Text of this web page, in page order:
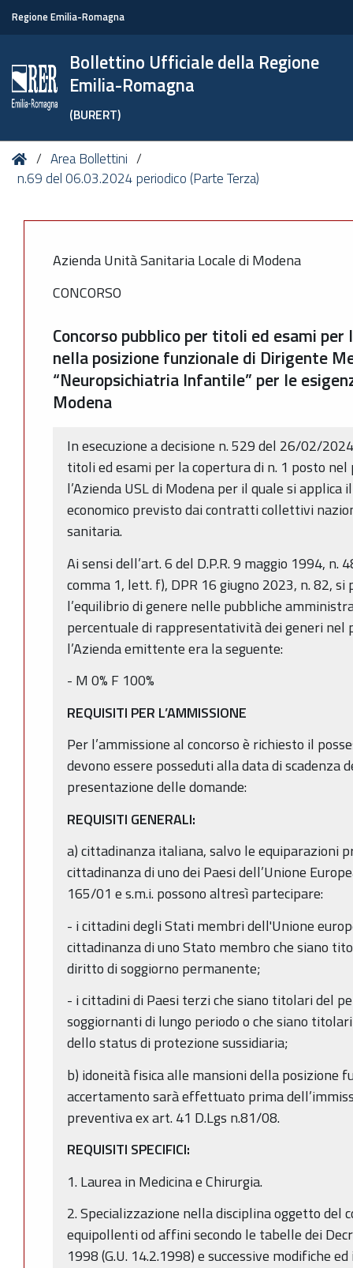
Regione Emilia-Romagna
Bollettino Ufficiale della Regione
Emilia-Romagna
(BURERT)
Tu
sei
HomeArea Bollettini
n.69 del 06.03.2024 periodico (Parte Terza)
Azienda Unità Sanitaria Locale di Modena
CONCORSO
Concorso pubblico per titoli ed esami
nella posizione funzionale di Dirigente
“Neuropsichiatria Infantile” per le
Modena
In esecuzione a decisione n. 529 del 26/02/
titoli ed esami per la copertura di n. 1 posto
l’Azienda USL di Modena per il quale si
economico previsto dai contratti collettivi
sanitaria.
Ai sensi dell’art. 6 del D.P.R. 9 maggio 1994, n.
comma 1, lett. f), DPR 16 giugno 2023, n. 82,
l’equilibrio di genere nelle pubbliche
percentuale di rappresentatività dei generi nel
l’Azienda emittente era la seguente:
- M 0% F 100%
REQUISITI PER L’AMMISSIONE
Per l’ammissione al concorso è richiesto il
devono essere posseduti alla data di scadenza
presentazione delle domande:
REQUISITI GENERALI:
a) cittadinanza italiana, salvo le equiparazioni
cittadinanza di uno dei Paesi dell’Unione
165/01 e s.m.i. possono altresì partecipare:
- i cittadini degli Stati membri dell'Unione
cittadinanza di uno Stato membro che siano
diritto di soggiorno permanente;
- i cittadini di Paesi terzi che siano titolari del
soggiornanti di lungo periodo o che siano
dello status di protezione sussidiaria;
b) idoneità fisica alle mansioni della posizione
accertamento sarà effettuato prima
preventiva ex art. 41 D.Lgs n.81/08.
REQUISITI SPECIFICI:
1. Laurea in Medicina e Chirurgia.
2. Specializzazione nella disciplina oggetto del
equipollenti od affini secondo le tabelle dei
1998 (G.U. 14.2.1998) e successive modifiche